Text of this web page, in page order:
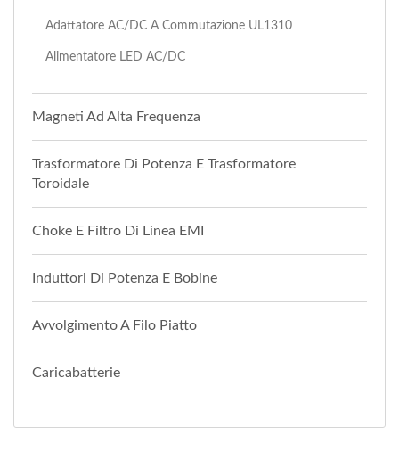
Adattatore AC/DC A Commutazione UL1310
Alimentatore LED AC/DC
Magneti Ad Alta Frequenza
Trasformatore Di Potenza E Trasformatore
Toroidale
Choke E Filtro Di Linea EMI
Induttori Di Potenza E Bobine
Avvolgimento A Filo Piatto
Caricabatterie